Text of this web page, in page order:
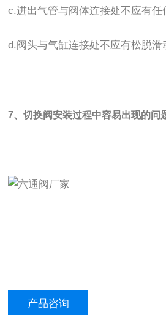
c.进出气管与阀体连接处不应有任
d.阀头与气缸连接处不应有松脱
7、切换阀安装过程中容易出现的问
产品咨询